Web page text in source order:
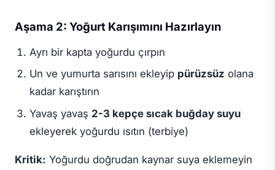
Aşama 2: Yoğurt Karışımını Hazırlayın
Ayrı bir kapta yoğurdu çırpın
Un ve yumurta sarısını ekleyip pürüzsüz olana
kadar karıştırın
Yavaş yavaş 2-3 kepçe sıcak buğday suyu
ekleyerek yoğurdu ısıtın (terbiye)
Kritik: Yoğurdu doğrudan kaynar suya eklemeyin